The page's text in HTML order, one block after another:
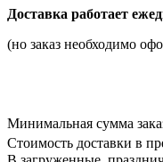
Доставка работает
(но заказ необходимо
Минимальная сумма
Стоимость доставки в